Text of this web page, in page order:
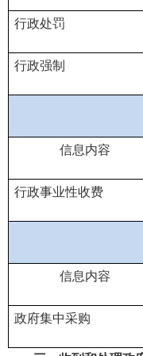
行政处罚
行政强制
信息内容
行政事业性收费
信息内容
政府集中采购